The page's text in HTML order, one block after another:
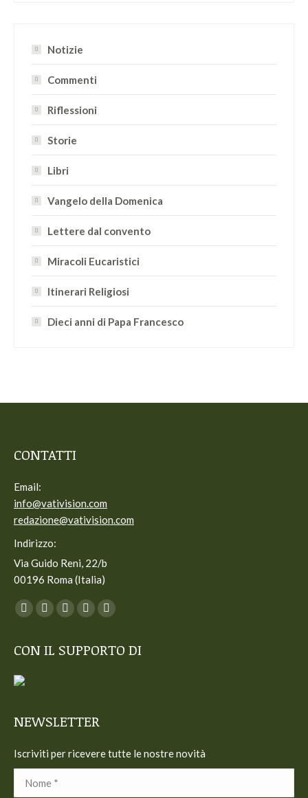
Notizie
Commenti
Riflessioni
Storie
Libri
Vangelo della Domenica
Lettere dal convento
Miracoli Eucaristici
Itinerari Religiosi
Dieci anni di Papa Francesco
CONTATTI
Email:
info@vativision.com
redazione@vativision.com
Indirizzo:
Via Guido Reni, 22/b
00196 Roma (Italia)
Ci puoi trovare su:
Facebook
opens
new
Twitter
opens
YouTube
opens
Linkedin
opens
Instagram
opens
CON IL SUPPORTO DI
NEWSLETTER
Iscriviti per ricevere tutte le nostre novità
Nome *